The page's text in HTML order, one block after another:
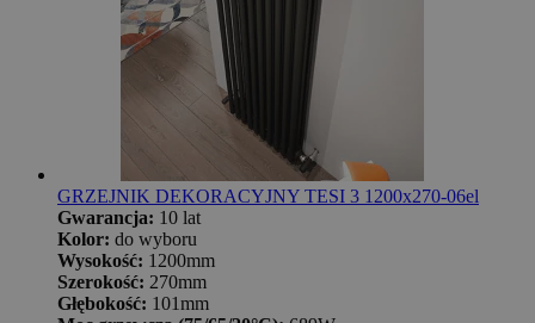
GRZEJNIK DEKORACYJNY TESI 3 1200x270-06el
Gwarancja: 10 lat
Kolor: do wyboru
Wysokość: 1200mm
Szerokość: 270mm
Głębokość: 101mm